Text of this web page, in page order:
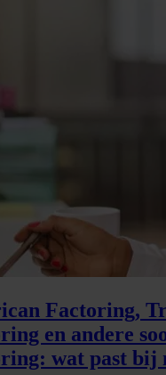
Factoring,
en andere
wat past bij